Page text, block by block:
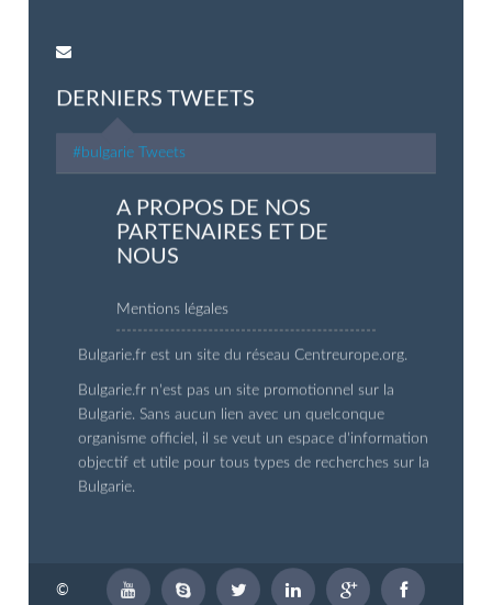
DERNIERS TWEETS
#bulgarie Tweets
A PROPOS DE NOS
PARTENAIRES ET DE
NOUS
Mentions légales
Bulgarie.fr est un site du réseau Centreurope.org.
Bulgarie.fr n'est pas un site promotionnel sur la
Bulgarie. Sans aucun lien avec un quelconque
organisme officiel, il se veut un espace d'information
objectif et utile pour tous types de recherches sur la
Bulgarie.
©